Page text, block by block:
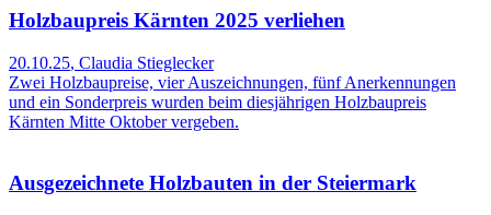
Holzbaupreis Kärnten 2025 verliehen
20.10.25, Claudia Stieglecker
Zwei Holzbaupreise, vier Auszeichnungen, fünf Anerkennungen
und ein Sonderpreis wurden beim diesjährigen Holzbaupreis
Kärnten Mitte Oktober vergeben.
Ausgezeichnete Holzbauten in der Steiermark